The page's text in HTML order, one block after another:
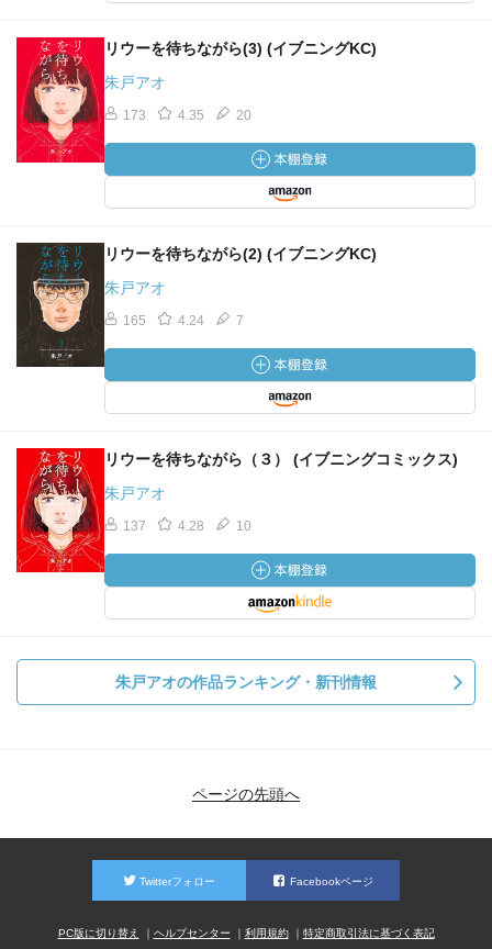
リウーを待ちながら(3) (イブニングKC)
朱戸アオ
173 4.35 20
リウーを待ちながら(2) (イブニングKC)
朱戸アオ
165 4.24 7
リウーを待ちながら（３） (イブニングコミックス)
朱戸アオ
137 4.28 10
朱戸アオの作品ランキング・新刊情報
ページの先頭へ
Twitterフォロー Facebookページ
PC版に切り替え ヘルプセンター 利用規約 特定商取引法に基づく表記